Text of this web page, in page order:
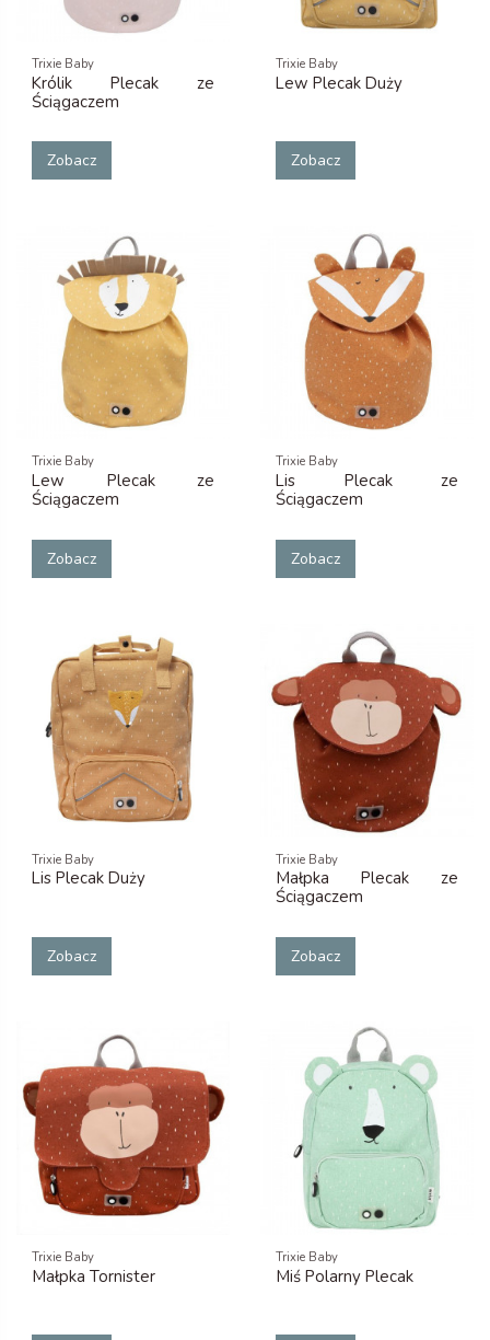
Trixie Baby
Królik Plecak ze
Ściągaczem
Zobacz
Trixie Baby
Lew Plecak Duży
Zobacz
Trixie Baby
Lew Plecak ze
Ściągaczem
Zobacz
Trixie Baby
Lis Plecak ze
Ściągaczem
Zobacz
Trixie Baby
Lis Plecak Duży
Zobacz
Trixie Baby
Małpka Plecak ze
Ściągaczem
Zobacz
Trixie Baby
Małpka Tornister
Trixie Baby
Miś Polarny Plecak